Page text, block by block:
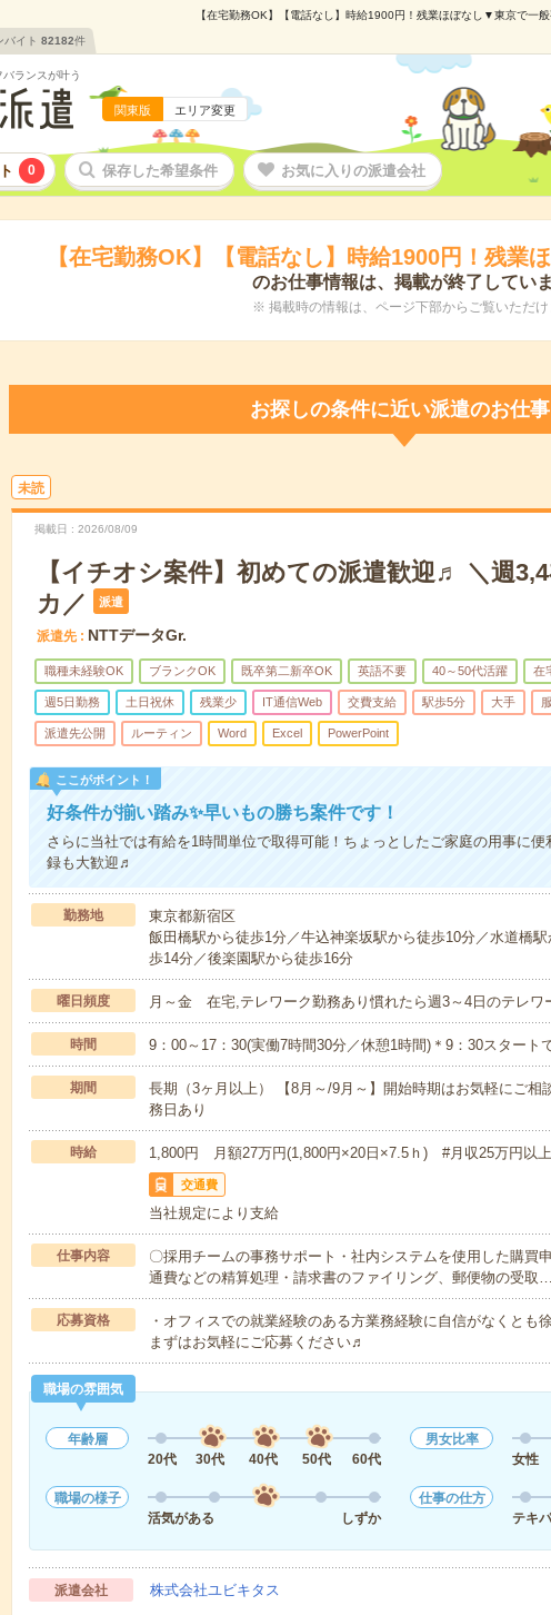
【在宅勤務OK】【電話なし】時給1900円！残業ほぼなし▼東京で一
バイト 82182件
ランスが叶う
関東版 エリア変更
0 保存した希望条件 お気に入りの派遣会社
【在宅勤務OK】【電話なし】時給1900円！残業
のお仕事情報は、掲載が終了していま
※ 掲載時の情報は、ページ下部からご覧いただけ
お探しの条件に近い派遣のお仕事
未読
掲載日 2026/08/09
【イチオシ案件】初めての派遣歓迎♬ ＼週
カ／
派遣
派遣先 NTTデータGr.
職種未経験OK ブランクOK 既卒第二新卒OK 英語不要 40～50代活躍 在
週5日勤務 土日祝休 残業少 IT通信Web 交費支給 駅歩5分 大手
派遣先公開 ルーティン Word Excel PowerPoint
ここがポイント！
好条件が揃い踏み✨早いもの勝ち案件です！
さらに当社では有給を1時間単位で取得可能！ちょっとしたご家庭の用事に
録も大歓迎♬
勤務地
東京都新宿区
飯田橋駅から徒歩1分／牛込神楽坂駅から徒歩10分／水道橋
歩14分／後楽園駅から徒歩16分
曜日頻度 月～金 在宅,テレワーク勤務あり慣れたら週3～4日のテレワ
時間 9：00～17：30(実働7時間30分／休憩1時間)＊9：30スタート
期間
長期（3ヶ月以上） 【8月～/9月～】開始時期はお気軽にご相
務日あり
時給 1,800円 月額27万円(1,800円×20日×7.5ｈ) #月収25万円以上
交通費
当社規定により支給
仕事内容
〇採用チームの事務サポート・社内システムを使用した購買
通費などの精算処理・請求書のファイリング、郵便物の受取…
応募資格
・オフィスでの就業経験のある方業務経験に自信がなくとも
まずはお気軽にご応募ください♬
職場の雰囲気
年齢層
20代
30代 40代 50代 60代
男女比率
女性
職場の様子
活気がある
しずか
仕事の仕方
テキ
派遣会社 株式会社ユビキタス